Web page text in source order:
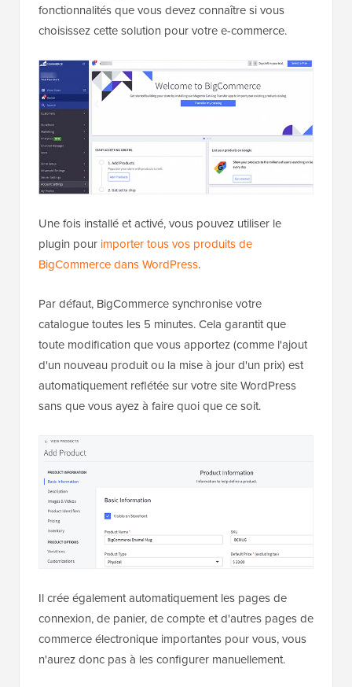
fonctionnalités que vous devez connaître si vous
choisissez cette solution pour votre e-commerce.
Une fois installé et activé, vous pouvez utiliser le
plugin pour importer tous vos produits de
BigCommerce dans WordPress.
Par défaut, BigCommerce synchronise votre
catalogue toutes les 5 minutes. Cela garantit que
toute modification que vous apportez (comme l'ajout
d'un nouveau produit ou la mise à jour d'un prix) est
automatiquement reflétée sur votre site WordPress
sans que vous ayez à faire quoi que ce soit.
Il crée également automatiquement les pages de
connexion, de panier, de compte et d'autres pages de
commerce électronique importantes pour vous, vous
n'aurez donc pas à les configurer manuellement.